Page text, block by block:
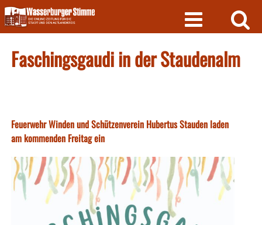
Skip
to
content
Faschingsgaudi in der Staudenalm
Feuerwehr Winden und Schützenverein Hubertus Stauden laden
am kommenden Freitag ein